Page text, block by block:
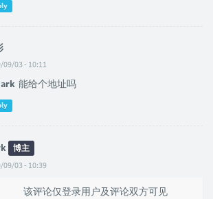
09/03 - 10:11
能给个地址吗
博主
09/03 - 10:39
该评论仅登录用户及评论双方可见